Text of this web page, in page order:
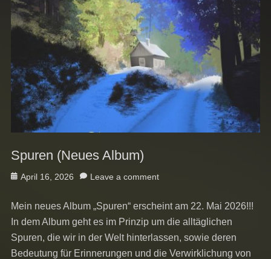
Spuren (Neues Album)
Posted
April 16, 2026 Leave a comment
Mein neues Album „Spuren“ erscheint am 22. Mai 2026!!!
In dem Album geht es im Prinzip um die alltäglichen
Spuren, die wir in der Welt hinterlassen, sowie deren
Bedeutung für Erinnerungen und die Verwirklichung von